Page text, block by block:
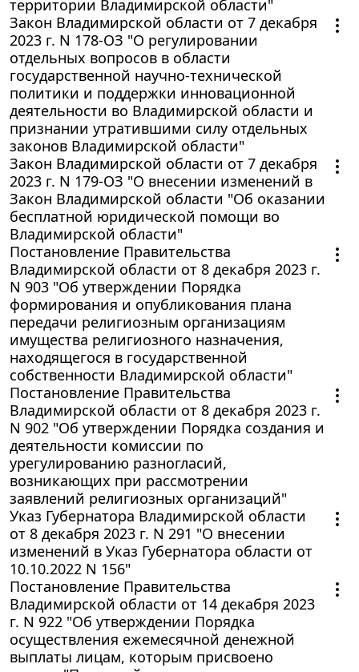
территории Владимирской области"
Закон Владимирской области от 7 декабря
2023 г. N 178-ОЗ "О регулировании
отдельных вопросов в области
государственной научно-технической
политики и поддержки инновационной
деятельности во Владимирской области и
признании утратившими силу отдельных
законов Владимирской области"
Закон Владимирской области от 7 декабря
2023 г. N 179-ОЗ "О внесении изменений в
Закон Владимирской области "Об оказании
бесплатной юридической помощи во
Владимирской области"
Постановление Правительства
Владимирской области от 8 декабря 2023 г.
N 903 "Об утверждении Порядка
формирования и опубликования плана
передачи религиозным организациям
имущества религиозного назначения,
находящегося в государственной
собственности Владимирской области"
Постановление Правительства
Владимирской области от 8 декабря 2023 г.
N 902 "Об утверждении Порядка создания и
деятельности комиссии по
урегулированию разногласий,
возникающих при рассмотрении
заявлений религиозных организаций"
Указ Губернатора Владимирской области
от 8 декабря 2023 г. N 291 "О внесении
изменений в Указ Губернатора области от
10.10.2022 N 156"
Постановление Правительства
Владимирской области от 14 декабря 2023
г. N 922 "Об утверждении Порядка
осуществления ежемесячной денежной
выплаты лицам, которым присвоено